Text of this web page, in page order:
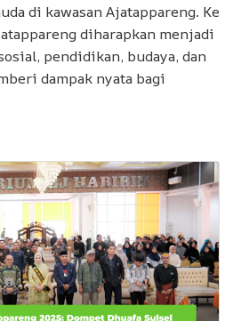
di kawasan Ajatappareng. Ke
diharapkan menjadi
pendidikan, budaya, dan
dampak nyata bagi